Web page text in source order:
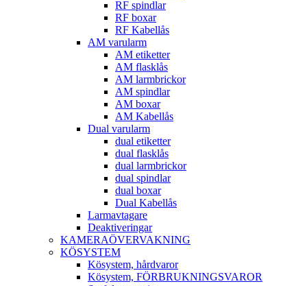
RF spindlar
RF boxar
RF Kabellås
AM varularm
AM etiketter
AM flasklås
AM larmbrickor
AM spindlar
AM boxar
AM Kabellås
Dual varularm
dual etiketter
dual flasklås
dual larmbrickor
dual spindlar
dual boxar
Dual Kabellås
Larmavtagare
Deaktiveringar
KAMERAÖVERVAKNING
KÖSYSTEM
Kösystem, hårdvaror
Kösystem, FÖRBRUKNINGSVAROR